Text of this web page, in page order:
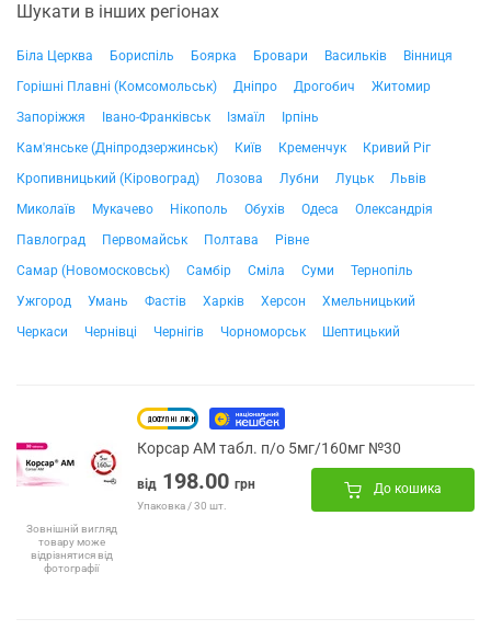
Шукати в інших регіонах
Біла Церква Бориспіль Боярка Бровари Васильків
Вінниця
Горішні Плавні (Комсомольськ)
Дніпро Дрогобич
Житомир
Запоріжжя
Івано-Франківськ Ізмаїл
Ірпінь
Кам'янське (Дніпродзержинськ)
Київ Кременчук
Кривий Ріг
Кропивницький (Кіровоград)
Лозова Лубни Луцьк
Львів
Миколаїв
Мукачево Нікополь Обухів Одеса
Олександрія
Павлоград
Первомайськ Полтава
Рівне
Самар (Новомосковськ)
Самбір Сміла Суми
Тернопіль
Ужгород
Умань Фастів Харків Херсон
Хмельницький
Черкаси
Чернівці Чернігів Чорноморськ Шептицький
Зовнішній вигляд
товару може
відрізнятися від
фотографії
Корсар АМ табл. п/о 5мг/160мг №30
від 198.00 грн
Упаковка / 30 шт.
До кошика